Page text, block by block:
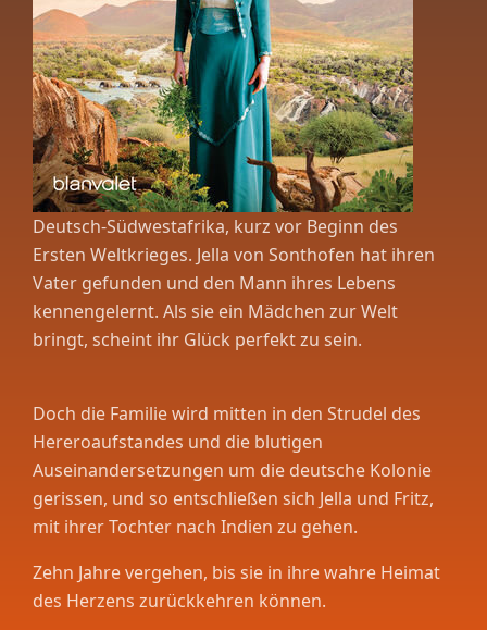
Deutsch-Südwestafrika, kurz vor Beginn des
Ersten Weltkrieges. Jella von Sonthofen hat ihren
Vater gefunden und den Mann ihres Lebens
kennengelernt. Als sie ein Mädchen zur Welt
bringt, scheint ihr Glück perfekt zu sein.
Doch die Familie wird mitten in den Strudel des
Hereroaufstandes und die blutigen
Auseinandersetzungen um die deutsche Kolonie
gerissen, und so entschließen sich Jella und Fritz,
mit ihrer Tochter nach Indien zu gehen.
Zehn Jahre vergehen, bis sie in ihre wahre Heimat
des Herzens zurückkehren können.